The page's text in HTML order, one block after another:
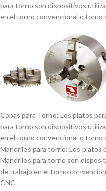
para torno son dispositivos
en el torno convencional o torno
Copas para Torno: Los platos
para torno son dispositivos
en el torno convencional o torno
Mandriles para torno: Los platos
Mandriles para torno son
de trabajo en el torno
CNC